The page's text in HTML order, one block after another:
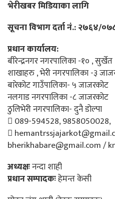
भेरीखबर मिडियाका लागि
सूचना विभाग दर्ता नं.: २७६४/
प्रधान कार्यालय:
बीरेन्द्रनगर नगरपालिका -१० , सुर्खेत
शाखाहरु , भेरी नगरपालिका -३
बारेकोट गाउँपालिका- ५ जाजरकोट
नलगाड नगरपालिका -८ जाजरकोट
ठुलिभेरी नगरपालिका- दुनै डोल्पा
089-594528, 9858050028,
bherikhabare@gmail.com /
अध्यक्षःनन्दा शाही
प्रधान सम्पादकःहेमन्त केसी